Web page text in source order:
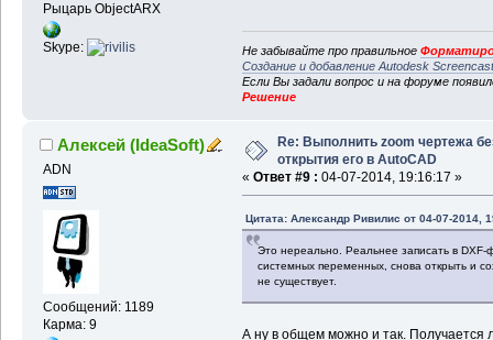
Рыцарь ObjectARX
Skype: Не забывайте про правильное
Создание и добавление Autodesk
Если Вы задали вопрос и на форуме
Решение
Алексей (IdeaSoft)
ADN
Сообщений: 1189
Карма: 9
Re: Выполнить zoom чертежа
открытия его в AutoCAD
« Ответ #9 : 04-07-2014, 19:16:17 »
Цитата: Александр Ривилис от 04-07-2014,
Это нереально. Реальнее записать в DXF-
системных переменных, снова открыть и
не существует.
А ну в общем можно и так. Получается